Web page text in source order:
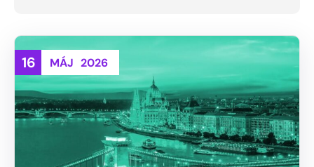
16 MÁJ 2026